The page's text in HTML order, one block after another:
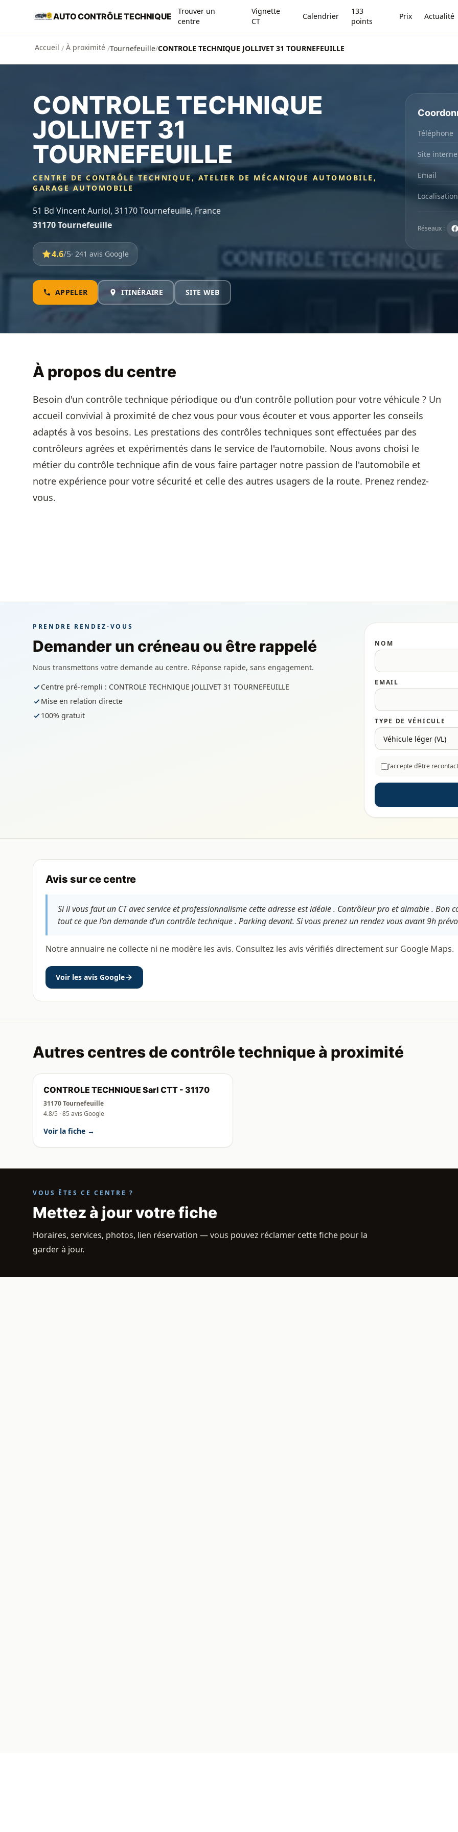
Aller au contenu principal
AUTO CONTRÔLE TECHNIQUE
Trouver un
centre
Vignette
CT
Calendrier
133
points
Prix Actualité
Accueil / À proximité /Tournefeuille/CONTROLE TECHNIQUE JOLLIVET 31 TOURNEFEUILLE
CONTROLE TECHNIQUE
JOLLIVET 31
TOURNEFEUILLE
CENTRE DE CONTRÔLE TECHNIQUE, ATELIER DE MÉCANIQUE AUTOMOBILE,
GARAGE AUTOMOBILE
51 Bd Vincent Auriol, 31170 Tournefeuille, France
31170 Tournefeuille
4.6/5· 241 avis Google
APPELER ITINÉRAIRE SITE WEB
Téléphone
Site
Email
Localisation
Réseaux :
À propos du centre
Besoin d'un contrôle technique périodique ou d'un contrôle pollution pour votre véhicule ? Un
accueil convivial à proximité de chez vous pour vous écouter et vous apporter les conseils
adaptés à vos besoins. Les prestations des contrôles techniques sont effectuées par des
contrôleurs agrées et expérimentés dans le service de l'automobile. Nous avons choisi le
métier du contrôle technique afin de vous faire partager notre passion de l'automobile et
notre expérience pour votre sécurité et celle des autres usagers de la route. Prenez rendez-
vous.
PRENDRE RENDEZ-VOUS
Demander un créneau ou être rappelé
Nous transmettons votre demande au centre. Réponse rapide, sans engagement.
Centre pré-rempli : CONTROLE TECHNIQUE JOLLIVET 31 TOURNEFEUILLE
Mise en relation directe
100% gratuit
NOM
EMAIL
TYPE DE VÉHICULE
J’accepte d’être
Avis sur ce centre
Si il vous faut un CT avec service et professionnalisme cette adresse est idéale . Contrôleur pro et aimable . Bon
tout ce que l’on demande d’un contrôle technique . Parking devant. Si vous prenez un rendez vous avant 9h
Notre annuaire ne collecte ni ne modère les avis. Consultez les avis vérifiés directement sur Google Maps.
Voir les avis Google
Autres centres de contrôle technique à proximité
CONTROLE TECHNIQUE Sarl CTT - 31170
31170 Tournefeuille
4.8/5 · 85 avis Google
Voir la fiche →
VOUS ÊTES CE CENTRE ?
Mettez à jour votre fiche
Horaires, services, photos, lien réservation — vous pouvez réclamer cette fiche pour la
garder à jour.